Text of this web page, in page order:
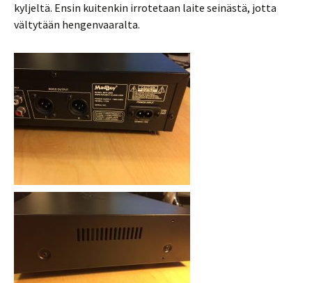
kyljeltä. Ensin kuitenkin irrotetaan laite seinästä, jotta
vältytään hengenvaaralta.